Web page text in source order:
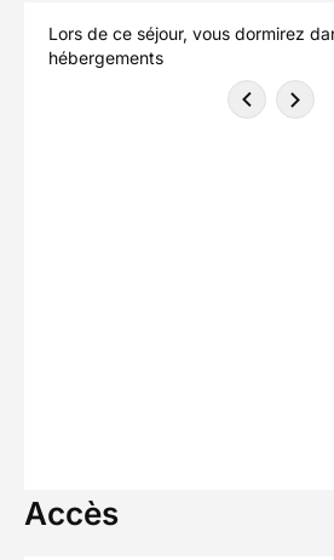
Lors de ce séjour, vous dormirez
hébergements
Accès